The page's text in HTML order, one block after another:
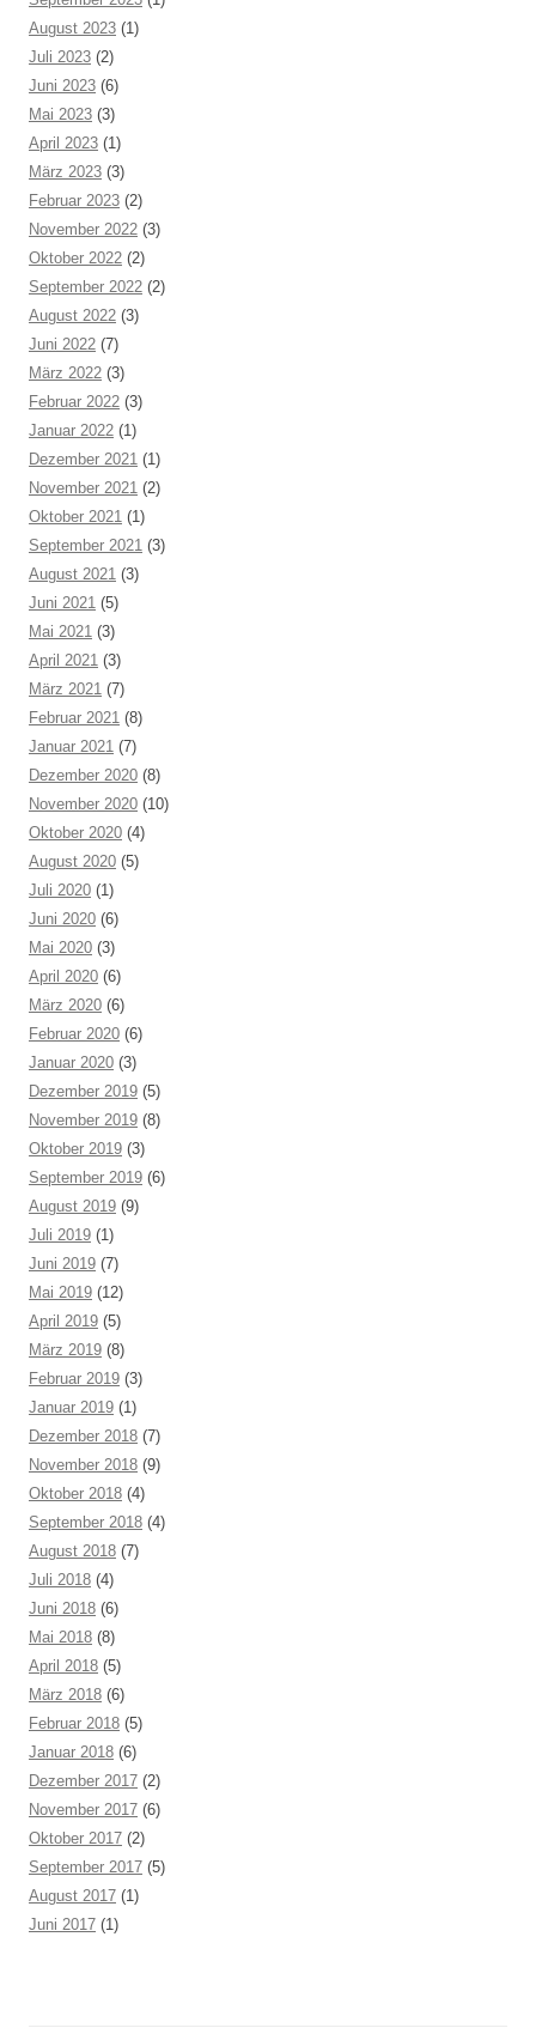
August 2023 (1)
Juli 2023 (2)
Juni 2023 (6)
Mai 2023 (3)
April 2023 (1)
März 2023 (3)
Februar 2023 (2)
November 2022 (3)
Oktober 2022 (2)
September 2022 (2)
August 2022 (3)
Juni 2022 (7)
März 2022 (3)
Februar 2022 (3)
Januar 2022 (1)
Dezember 2021 (1)
November 2021 (2)
Oktober 2021 (1)
September 2021 (3)
August 2021 (3)
Juni 2021 (5)
Mai 2021 (3)
April 2021 (3)
März 2021 (7)
Februar 2021 (8)
Januar 2021 (7)
Dezember 2020 (8)
November 2020 (10)
Oktober 2020 (4)
August 2020 (5)
Juli 2020 (1)
Juni 2020 (6)
Mai 2020 (3)
April 2020 (6)
März 2020 (6)
Februar 2020 (6)
Januar 2020 (3)
Dezember 2019 (5)
November 2019 (8)
Oktober 2019 (3)
September 2019 (6)
August 2019 (9)
Juli 2019 (1)
Juni 2019 (7)
Mai 2019 (12)
April 2019 (5)
März 2019 (8)
Februar 2019 (3)
Januar 2019 (1)
Dezember 2018 (7)
November 2018 (9)
Oktober 2018 (4)
September 2018 (4)
August 2018 (7)
Juli 2018 (4)
Juni 2018 (6)
Mai 2018 (8)
April 2018 (5)
März 2018 (6)
Februar 2018 (5)
Januar 2018 (6)
Dezember 2017 (2)
November 2017 (6)
Oktober 2017 (2)
September 2017 (5)
August 2017 (1)
Juni 2017 (1)